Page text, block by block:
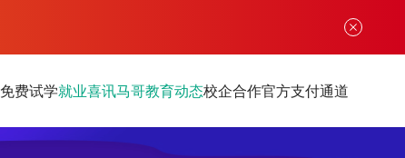
免费试学就业喜讯马哥教育动态校企合作官方支付通道